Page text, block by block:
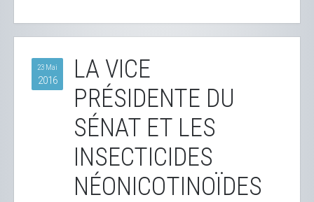
23 Mai
2016
LA VICE
PRÉSIDENTE DU
SÉNAT ET LES
INSECTICIDES
NÉONICOTINOÏDES